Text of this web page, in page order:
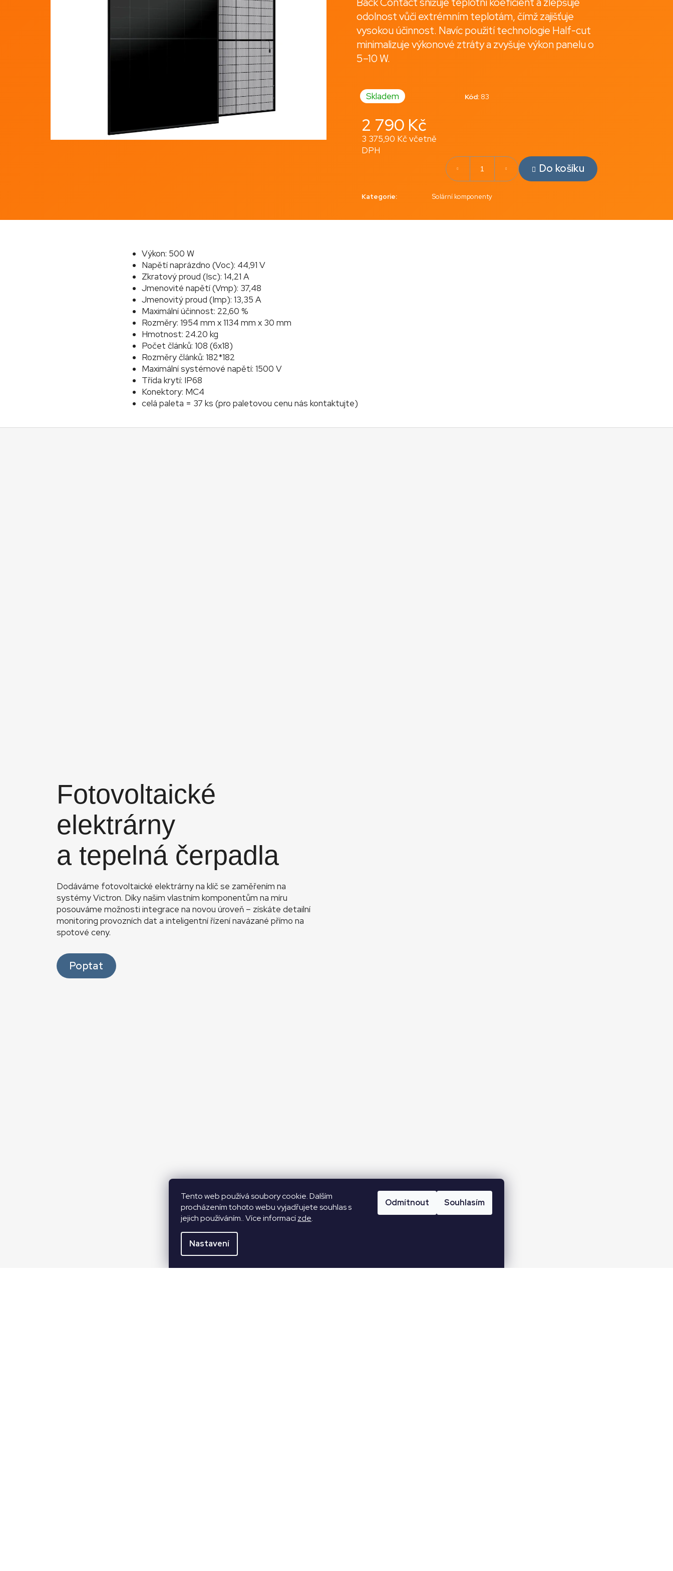
Tento web používá soubory cookie. Dalším
procházením tohoto webu vyjadřujete souhlas s
jejich používáním.. Více informacízde.
Nastavení
Odmítnout Souhlasím
odolnost vůči extrémním teplotám, čímž zajišťuje
vysokou účinnost. Navíc použití technologie Half-cut
minimalizuje výkonové ztráty a zvyšuje výkon panelu o
5–10 W.
Skladem Kód: 83
2 790 Kč
3 375,90 Kč včetně
DPH
Do košíku
Kategorie: Solární komponenty
Výkon: 500 W
Napětí naprázdno (Voc): 44,91 V
Zkratový proud (Isc): 14,21 A
Jmenovité napětí (Vmp): 37,48
Jmenovitý proud (Imp): 13,35 A
Maximální účinnost: 22,60 %
Rozměry: 1954 mm x 1134 mm x 30 mm
Hmotnost: 24.20 kg
Počet článků: 108 (6x18)
Rozměry článků: 182*182
Maximální systémové napětí: 1500 V
Třída krytí: IP68
Konektory: MC4
celá paleta = 37 ks (pro paletovou cenu nás kontaktujte)
120 Kč
3 215 Kč
Fotovoltaické
elektrárny
a tepelná čerpadla
Dodáváme fotovoltaické elektrárny na klíč se zaměřením na
systémy Victron. Díky našim vlastním komponentům na míru
posouváme možnosti integrace na novou úroveň – získáte detailní
monitoring provozních dat a inteligentní řízení navázané přímo na
spotové ceny.
Poptat